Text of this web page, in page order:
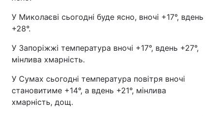
У Миколаєві сьогодні буде ясно, вночі +17°, вдень
+28°.
У Запоріжжі температура вночі +17°, вдень +27°,
мінлива хмарність.
У Сумах сьогодні температура повітря вночі
становитиме +14°, а вдень +21°, мінлива
хмарність, дощ.